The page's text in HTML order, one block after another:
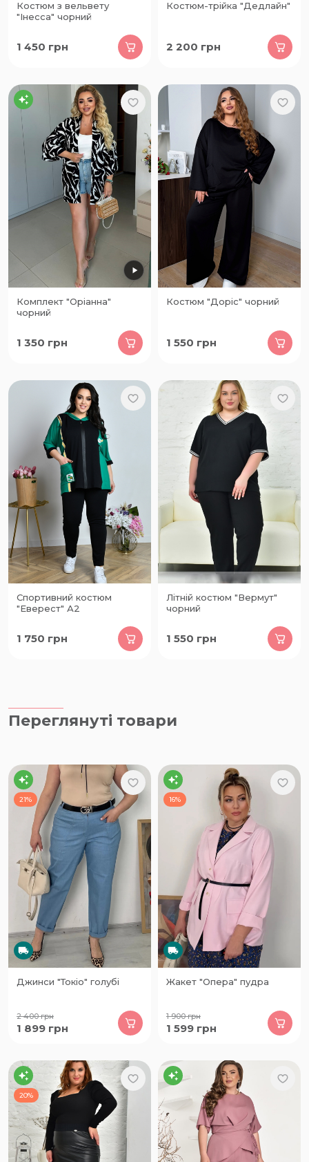
Костюм з вельвету
"Інесса" чорний
1 450 грн
Костюм-трійка "Дедлайн"
2 200 грн
Комплект "Оріанна"
чорний
1 350 грн
Костюм "Доріс" чорний
1 550 грн
Спортивний костюм
"Еверест" А2
1 750 грн
Літній костюм "Вермут"
чорний
1 550 грн
Переглянуті товари
21%
Джинси "Токіо" голубі
2 400грн
1 899 грн
16%
Жакет "Опера" пудра
1 900грн
1 599 грн
20%